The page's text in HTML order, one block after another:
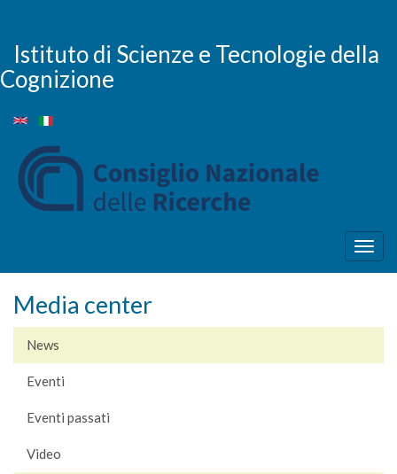
contenuto
principale
Istituto di Scienze e Tecnologie della
Cognizione
Media center
News
Eventi
Eventi passati
Video